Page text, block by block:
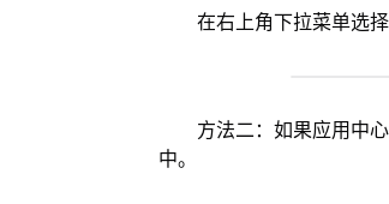
在右上角下拉菜单选
方法二：如果应用中
中。